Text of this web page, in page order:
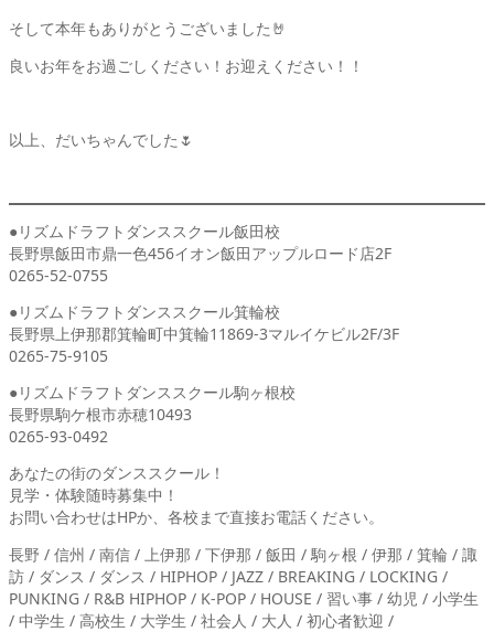
そして本年もありがとうございました🤘
良いお年をお過ごしください！お迎えください！！
以上、だいちゃんでした🌷
●リズムドラフトダンススクール飯田校
長野県飯田市鼎一色456イオン飯田アップルロード店2F
0265-52-0755
●リズムドラフトダンススクール箕輪校
長野県上伊那郡箕輪町中箕輪11869-3マルイケビル2F/3F
0265-75-9105
●リズムドラフトダンススクール駒ヶ根校
長野県駒ケ根市赤穂10493
0265-93-0492
あなたの街のダンススクール！
見学・体験随時募集中！
お問い合わせはHPか、各校まで直接お電話ください。
長野 / 信州 / 南信 / 上伊那 / 下伊那 / 飯田 / 駒ヶ根 / 伊那 / 箕輪 / 諏
訪 / ダンス / ダンス / HIPHOP / JAZZ / BREAKING / LOCKING /
PUNKING / R&B HIPHOP / K-POP / HOUSE / 習い事 / 幼児 / 小学生
/ 中学生 / 高校生 / 大学生 / 社会人 / 大人 / 初心者歓迎 /